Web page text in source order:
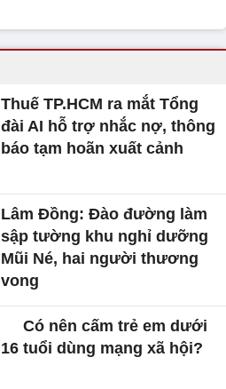
Thuế TP.HCM ra mắt Tổng
đài AI hỗ trợ nhắc nợ, thông
báo tạm hoãn xuất cảnh
Lâm Đồng: Đào đường làm
sập tường khu nghỉ dưỡng
Mũi Né, hai người thương
vong
Có nên cấm trẻ em dưới
16 tuổi dùng mạng xã hội?